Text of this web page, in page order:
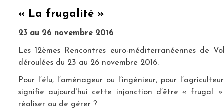
« La frugalité »
23 au 26 novembre 2016
Les 12èmes Rencontres euro-méditerranéennes de
déroulées du 23 au 26 novembre 2016.
Pour l’élu, l’aménageur ou l’ingénieur, pour
signifie aujourd’hui cette injonction d’être « frugal
réaliser ou de gérer ?